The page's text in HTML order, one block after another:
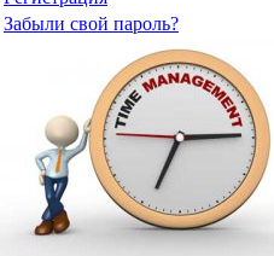
Забыли свой пароль?